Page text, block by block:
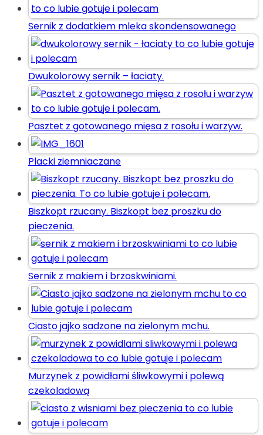
Sernik z dodatkiem mleka skondensowanego
Dwukolorowy sernik – łaciaty.
Pasztet z gotowanego mięsa z rosołu i warzyw.
Placki ziemniaczane
Biszkopt rzucany. Biszkopt bez proszku do
pieczenia.
Sernik z makiem i brzoskwiniami.
Ciasto jajko sadzone na zielonym mchu.
Murzynek z powidłami śliwkowymi i polewą
czekoladową